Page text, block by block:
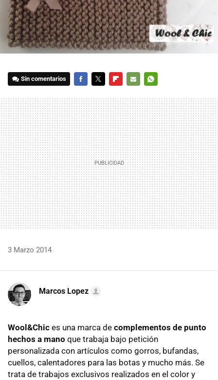
Sin comentarios
MAIL
3 Marzo 2014
Marcos Lopez
Wool&Chic es una marca de complementos de punto
hechos a mano que trabaja bajo petición
personalizada con artículos como gorros, bufandas,
cuellos, calentadores para las botas y mucho más. Se
trata de trabajos exclusivos realizados en el color y